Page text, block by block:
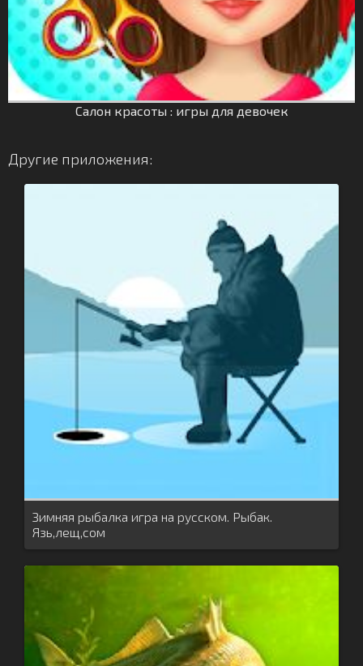
Салон красоты : игры для девочек
Другие приложения:
Зимняя рыбалка игра на русском. Рыбак.
Язь,лещ,сом